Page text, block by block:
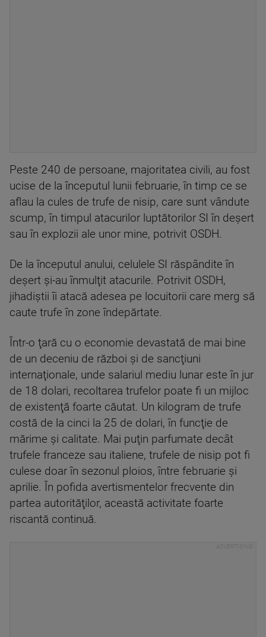
Peste 240 de persoane, majoritatea civili, au fost
ucise de la începutul lunii februarie, în timp ce se
aflau la cules de trufe de nisip, care sunt vândute
scump, în timpul atacurilor luptătorilor SI în deşert
sau în explozii ale unor mine, potrivit OSDH.
De la începutul anului, celulele SI răspândite în
deşert şi-au înmulţit atacurile. Potrivit OSDH,
jihadiştii îi atacă adesea pe locuitorii care merg să
caute trufe în zone îndepărtate.
Într-o ţară cu o economie devastată de mai bine
de un deceniu de război şi de sancţiuni
internaţionale, unde salariul mediu lunar este în jur
de 18 dolari, recoltarea trufelor poate fi un mijloc
de existenţă foarte căutat. Un kilogram de trufe
costă de la cinci la 25 de dolari, în funcţie de
mărime şi calitate. Mai puţin parfumate decât
trufele franceze sau italiene, trufele de nisip pot fi
culese doar în sezonul ploios, între februarie şi
aprilie. În pofida avertismentelor frecvente din
partea autorităţilor, această activitate foarte
riscantă continuă.